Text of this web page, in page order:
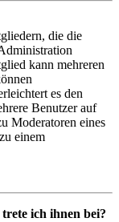
die die
kann mehreren
es den
Benutzer auf
Moderatoren eines
einem
ich ihnen bei?